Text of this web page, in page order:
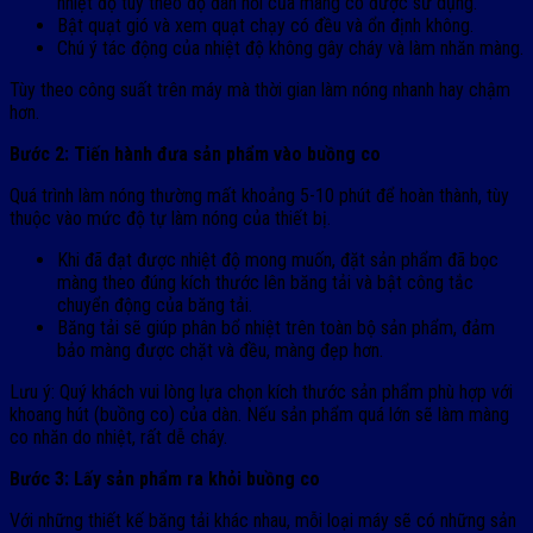
Bật quạt gió và xem quạt chạy có đều và ổn định không.
Chú ý tác động của nhiệt độ không gây cháy và làm nhăn màng.
Tùy theo công suất trên máy mà thời gian làm nóng nhanh hay chậm
hơn.
Bước 2: Tiến hành đưa sản phẩm vào buồng co
Quá trình làm nóng thường mất khoảng 5-10 phút để hoàn thành, tùy
thuộc vào mức độ tự làm nóng của thiết bị.
Khi đã đạt được nhiệt độ mong muốn, đặt sản phẩm đã bọc
màng theo đúng kích thước lên băng tải và bật công tắc
chuyển động của băng tải.
Băng tải sẽ giúp phân bổ nhiệt trên toàn bộ sản phẩm, đảm
bảo màng được chặt và đều, màng đẹp hơn.
Lưu ý: Quý khách vui lòng lựa chọn kích thước sản phẩm phù hợp với
khoang hút (buồng co) của dàn. Nếu sản phẩm quá lớn sẽ làm màng
co nhăn do nhiệt, rất dễ cháy.
Bước 3: Lấy sản phẩm ra khỏi buồng co
Với những thiết kế băng tải khác nhau, mỗi loại máy sẽ có những sản